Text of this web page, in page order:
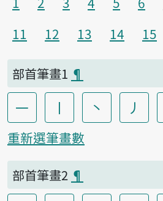
11
12 13 14 15
部首筆畫1 ¶
一 丨 丶 丿
重新選筆畫數
部首筆畫2 ¶